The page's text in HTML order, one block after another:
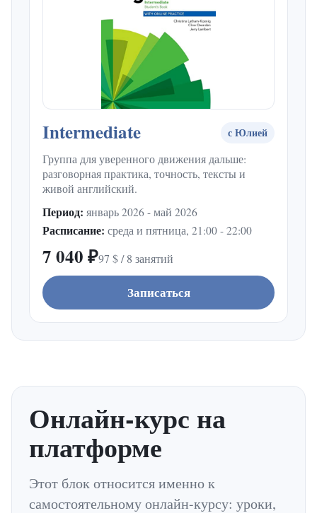
Intermediate с Юлией
Группа для уверенного движения дальше:
разговорная практика, точность, тексты и
живой английский.
Период: январь 2026 - май 2026
Расписание: среда и пятница, 21:00 - 22:00
7 040 ₽97 $ / 8 занятий
Записаться
Онлайн-курс на
платформе
Этот блок относится именно к
самостоятельному онлайн-курсу: уроки,